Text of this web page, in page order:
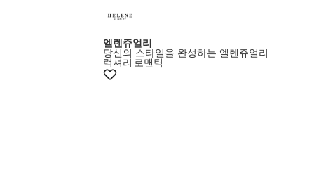
엘렌쥬얼리
당신의 스타일을 완성하는 엘렌쥬얼리
럭셔리 로맨틱